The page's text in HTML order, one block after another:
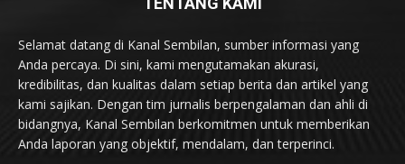
Selamat datang di Kanal Sembilan, sumber informasi yang
Anda percaya. Di sini, kami mengutamakan akurasi,
kredibilitas, dan kualitas dalam setiap berita dan artikel yang
kami sajikan. Dengan tim jurnalis berpengalaman dan ahli di
bidangnya, Kanal Sembilan berkomitmen untuk memberikan
Anda laporan yang objektif, mendalam, dan terperinci.